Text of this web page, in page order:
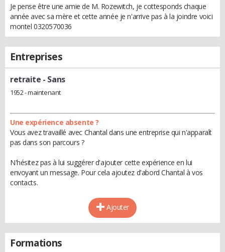
Je pense être une amie de M. Rozewitch, je cottesponds chaque
année avec sa mère et cette année je n'arrive pas à la joindre voici
montel 0320570036
Entreprises
retraite - Sans
1952 - maintenant
Une expérience absente ?
Vous avez travaillé avec Chantal dans une entreprise qui n'apparaît
pas dans son parcours ?
N'hésitez pas à lui suggérer d'ajouter cette expérience en lui
envoyant un message. Pour cela ajoutez d'abord Chantal à vos
contacts.
Ajouter
Formations